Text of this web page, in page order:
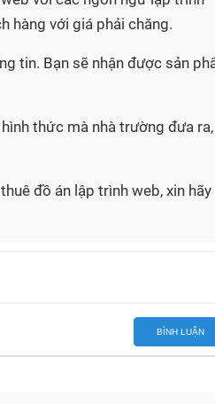
hàng với giá phải chăng.
tin. Bạn sẽ nhận được sản
thức mà nhà trường đưa ra,
đồ án lập trình web, xin hãy
BÌNH LUẬN